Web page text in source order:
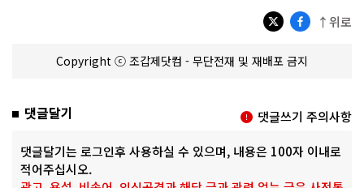
↑위로
Copyright ⓒ 조갑제닷컴 - 무단전재 및 재배포 금지
댓글달기 댓글쓰기 주의사항
댓글달기는 로그인후 사용하실 수 있으며, 내용은 100자 이내로
적어주십시오.